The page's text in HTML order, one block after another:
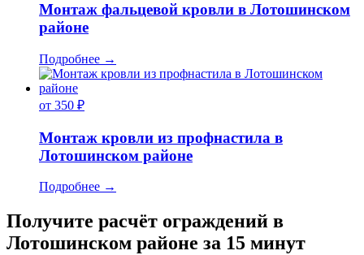
Монтаж фальцевой кровли в Лотошинском
районе
Подробнее →
от 350 ₽
Монтаж кровли из профнастила в
Лотошинском районе
Подробнее →
Получите расчёт ограждений в
Лотошинском районе за 15 минут